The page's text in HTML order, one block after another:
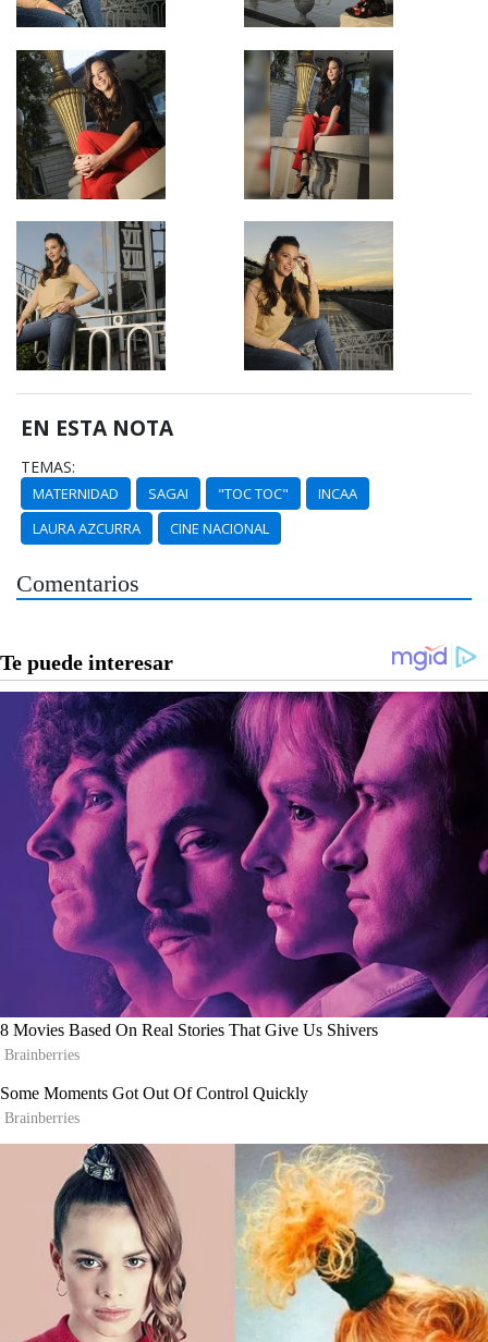
EN ESTA NOTA
TEMAS:
MATERNIDAD SAGAI "TOC TOC"
INCAA
LAURA AZCURRA
CINE NACIONAL
Comentarios